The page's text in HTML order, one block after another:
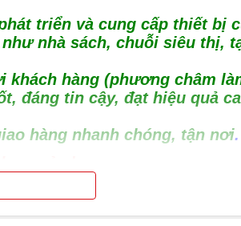
triển và cung cấp thiết bị
nhà sách, chuỗi siêu thị,
hàng (phương châm
đáng tin cậy, đạt hiệu quả
hàng nhanh chóng, tận nơi.